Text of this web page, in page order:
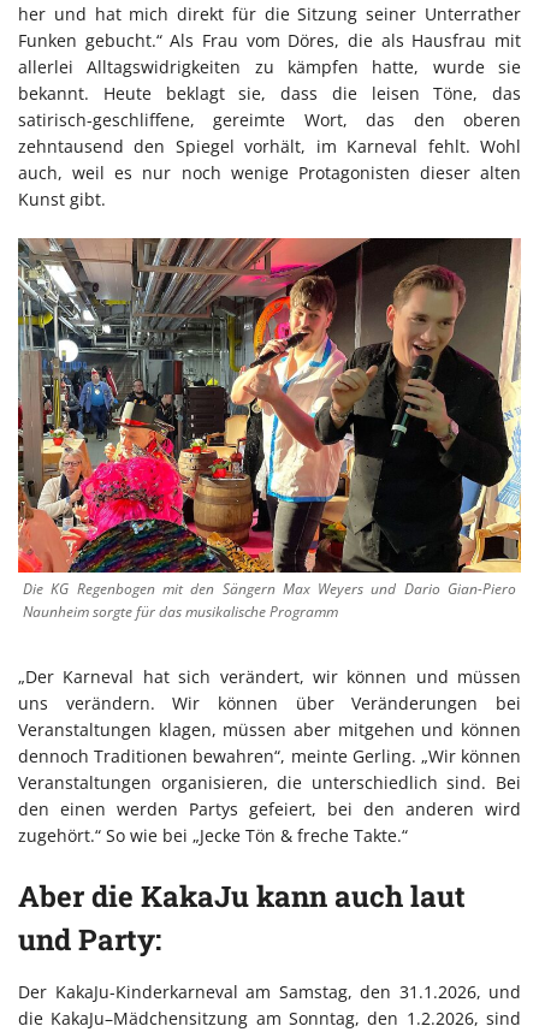
her und hat mich direkt für die Sitzung seiner Unterrather
Funken gebucht.“ Als Frau vom Döres, die als Hausfrau mit
allerlei Alltagswidrigkeiten zu kämpfen hatte, wurde sie
bekannt. Heute beklagt sie, dass die leisen Töne, das
satirisch-geschliffene, gereimte Wort, das den oberen
zehntausend den Spiegel vorhält, im Karneval fehlt. Wohl
auch, weil es nur noch wenige Protagonisten dieser alten
Kunst gibt.
Die KG Regenbogen mit den Sängern Max Weyers und Dario Gian-Piero
Naunheim sorgte für das musikalische Programm
„Der Karneval hat sich verändert, wir können und müssen
uns verändern. Wir können über Veränderungen bei
Veranstaltungen klagen, müssen aber mitgehen und können
dennoch Traditionen bewahren“, meinte Gerling. „Wir können
Veranstaltungen organisieren, die unterschiedlich sind. Bei
den einen werden Partys gefeiert, bei den anderen wird
zugehört.“ So wie bei „Jecke Tön & freche Takte.“
Aber die KakaJu kann auch laut
und Party:
Der KakaJu-Kinderkarneval am Samstag, den 31.1.2026, und
die KakaJu–Mädchensitzung am Sonntag, den 1.2.2026, sind